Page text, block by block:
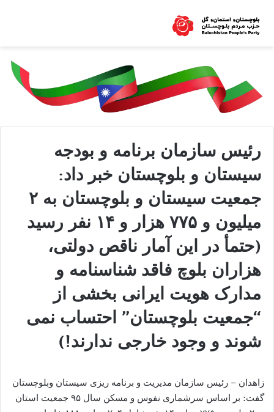
رئیس سازمان برنامه و بودجه
سیستان و بلوچستان خبر داد:
جمعیت سیستان و بلوچستان به ۲
میلیون و ۷۷۵ هزار و ۱۴ نفر رسید
(حتمأ در این آمار ناقص دولتی،
هزاران بلوچ فاقد شناسنامه و
مدارک هویت ایرانی بخشی از
“جمعیت بلوچستان” احتساب نمی
شوند و وجود خارجی ندارند!)
زاهدان – رئیس سازمان مدیریت و برنامه ریزی سیستان وبلوچستان
گفت: بر اساس سرشماری نفوس و مسکن سال ۹۵ جمعیت استان